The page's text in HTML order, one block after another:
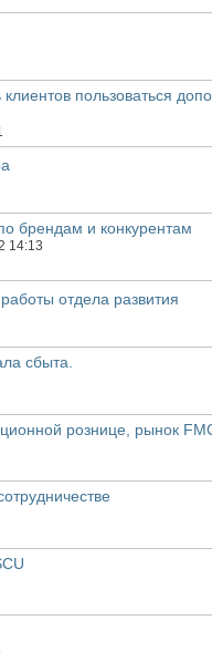
клиентов пользоваться
брендам и конкурентам
14:13
отдела развития
сбыта.
рознице, рынок